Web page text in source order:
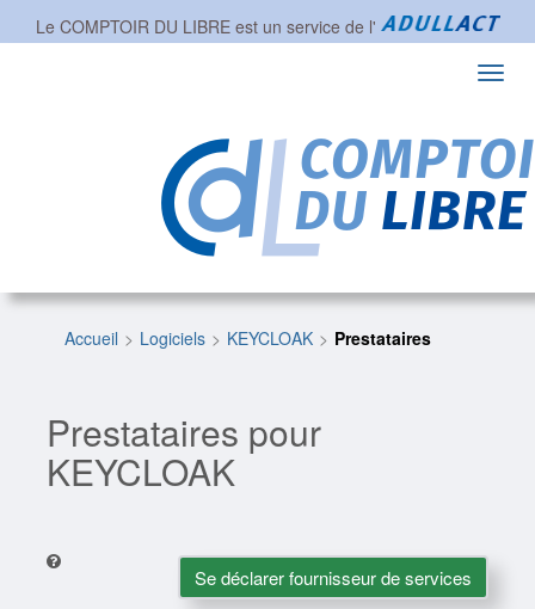
Le COMPTOIR DU LIBRE est un service de l'
Accueil Logiciels KEYCLOAK Prestataires
Prestataires pour
KEYCLOAK
Se déclarer fournisseur de services